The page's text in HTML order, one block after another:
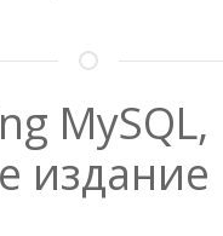
MySQL,
издание